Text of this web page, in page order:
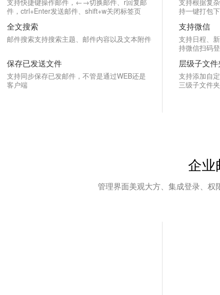
支持快捷键操作邮件，←→切换邮件、r回复邮
件，ctrl+Enter发送邮件、shift+w关闭标签页
全文搜索
邮件搜索支持搜索主题、邮件内容以及文本附件
保存已发送文件
支持同步保存已发邮件，不管是通过WEB还是
客户端
支持根据复
持一键打包
支持微信
支持日程、
持微信扫码
层级子文
支持添加自
三级子文件夹
企业
管理界面美观大方、集成登录、